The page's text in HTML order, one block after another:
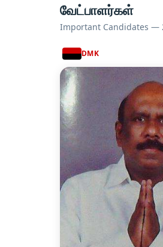
வேட்பாளர்கள்
Important Candidates —
DMK